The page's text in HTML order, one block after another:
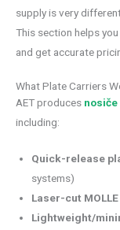
supply is very
This section helps
and get accurate
What Plate Carriers
AET produces
including:
Quick-release
systems)
Laser-cut
Lightweight/